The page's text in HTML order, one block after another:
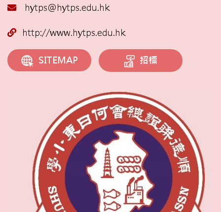
hytps@hytps.edu.hk
http://www.hytps.edu.hk
SITEMAP 招標